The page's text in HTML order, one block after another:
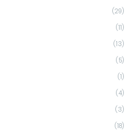
(29)
(11)
(13)
(5)
(1)
(4)
(3)
(18)